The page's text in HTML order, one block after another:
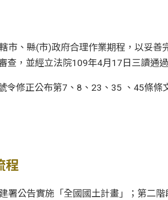
市、縣(市)政府合理作業期程，以妥
，並經立法院109年4月17日三讀通
修正公布第7、8、23、35 、45條條
程
署公告實施「全國國土計畫」；第二